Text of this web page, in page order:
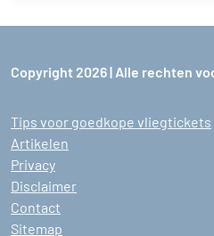
Copyright 2026 | Alle rechten
Tips voor goedkope vliegtickets
Artikelen
Privacy
Disclaimer
Contact
Sitemap